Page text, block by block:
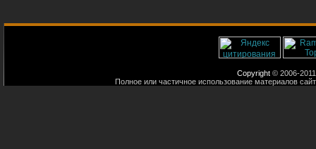
Copyright © 2006-
Полное или частичное использование материалов